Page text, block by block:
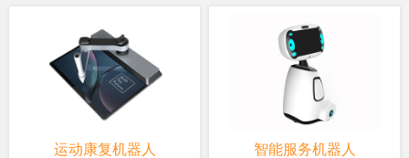
可让用户在场景中长久畅游。
搭载安卓9.0操作系统，
2G+16G内存，超高速处理，
支持VoLTE高清语音通话，具
备多制式、高性能、低功耗、
集成语音/视频/等多媒体功能。
开门方式，包括刷脸、访客呼
叫、密码、二维码和手机APP
等。通过核对出入人员的信息，
我们可以有效地识别和认证身
份，防止无关人员随意进入。同
时，该门禁机具备一定的防水防
尘能力，能够在各种复杂环境下
可靠运行。
1.3GHZ处理器。我们采用了低
功耗高性能的AI处理芯片，并
结合行业先进的人脸识别算
法，实现了快速而无感的通行
体验。这款双目人脸门禁机将
为用户提供更安全、更便捷的
门禁管理解决方案。
运动康复机器人 智能服务机器人